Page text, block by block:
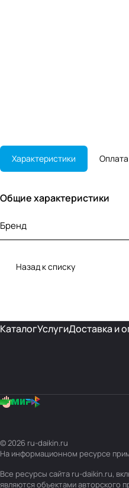
Характеристики Оплата
Общие характеристики
Бренд
Назад к списку
КаталогУслугиДоставка и
© 2026 ru-daikin.ru
На информационном ресурсе
Все ресурсы сайта ru-daikin.ru,
являются объектами авторского